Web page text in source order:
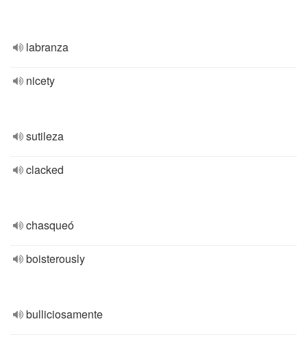
labranza
nicety
sutileza
clacked
chasqueó
boisterously
bulliciosamente